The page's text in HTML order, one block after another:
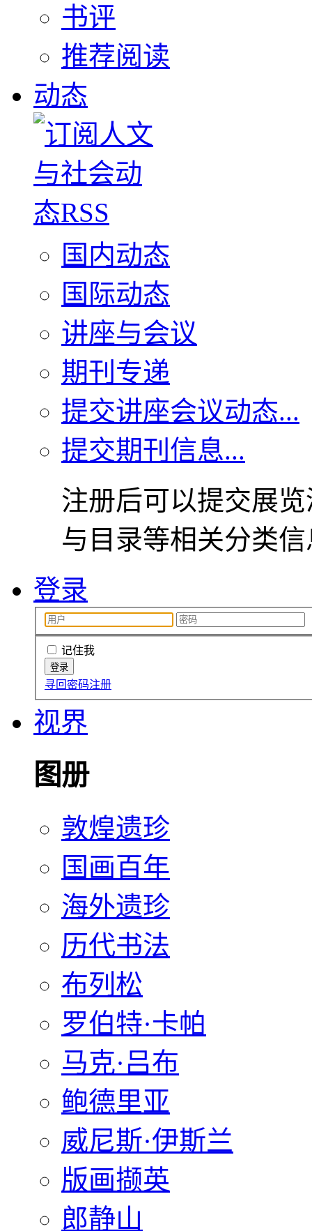
书评
推荐阅读
动态
国内动态
国际动态
讲座与会议
期刊专递
提交讲座会议动态...
提交期刊信息...
注册后可以提交展
与目录等相关分类
登录
记住我
寻回密码注册
视界
图册
敦煌遗珍
国画百年
海外遗珍
历代书法
布列松
罗伯特·卡帕
马克·吕布
鲍德里亚
威尼斯·伊斯兰
版画撷英
郎静山